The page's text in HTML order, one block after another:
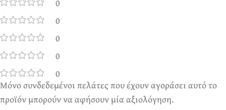
0
0
0
0
Μόνο συνδεδεμένοι πελάτες που έχουν αγοράσει αυτό το
προϊόν μπορούν να αφήσουν μία αξιολόγηση.